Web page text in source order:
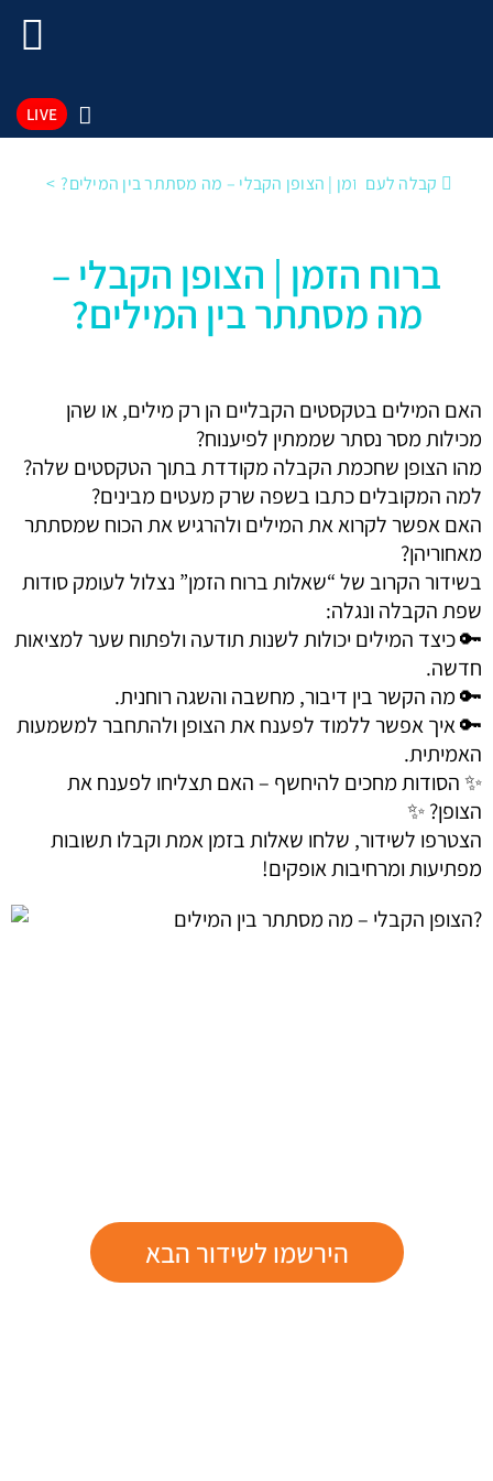
LIVE
ברוח הזמן | הצופן הקבלי – מה מסתתר בין המילים?
ברוח הזמן | הצופן הקבלי –
מה מסתתר בין המילים?
האם המילים בטקסטים הקבליים הן רק מילים, או שהן
מכילות מסר נסתר שממתין לפיענוח?
מהו הצופן שחכמת הקבלה מקודדת בתוך הטקסטים שלה?
למה המקובלים כתבו בשפה שרק מעטים מבינים?
האם אפשר לקרוא את המילים ולהרגיש את הכוח שמסתתר
מאחוריהן?
בשידור הקרוב של “שאלות ברוח הזמן” נצלול לעומק סודות
שפת הקבלה ונגלה:
🔑 כיצד המילים יכולות לשנות תודעה ולפתוח שער למציאות
חדשה.
🔑 מה הקשר בין דיבור, מחשבה והשגה רוחנית.
🔑 איך אפשר ללמוד לפענח את הצופן ולהתחבר למשמעות
האמיתית.
✨ הסודות מחכים להיחשף – האם תצליחו לפענח את
הצופן? ✨
הצטרפו לשידור, שלחו שאלות בזמן אמת וקבלו תשובות
מפתיעות ומרחיבות אופקים!
הירשמו לשידור הבא